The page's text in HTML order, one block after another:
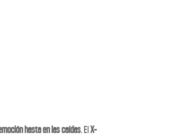
hasta en las caídas. ElX-